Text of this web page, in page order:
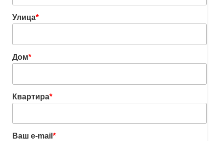
Улица*
Дом*
Квартира*
Ваш e-mail *